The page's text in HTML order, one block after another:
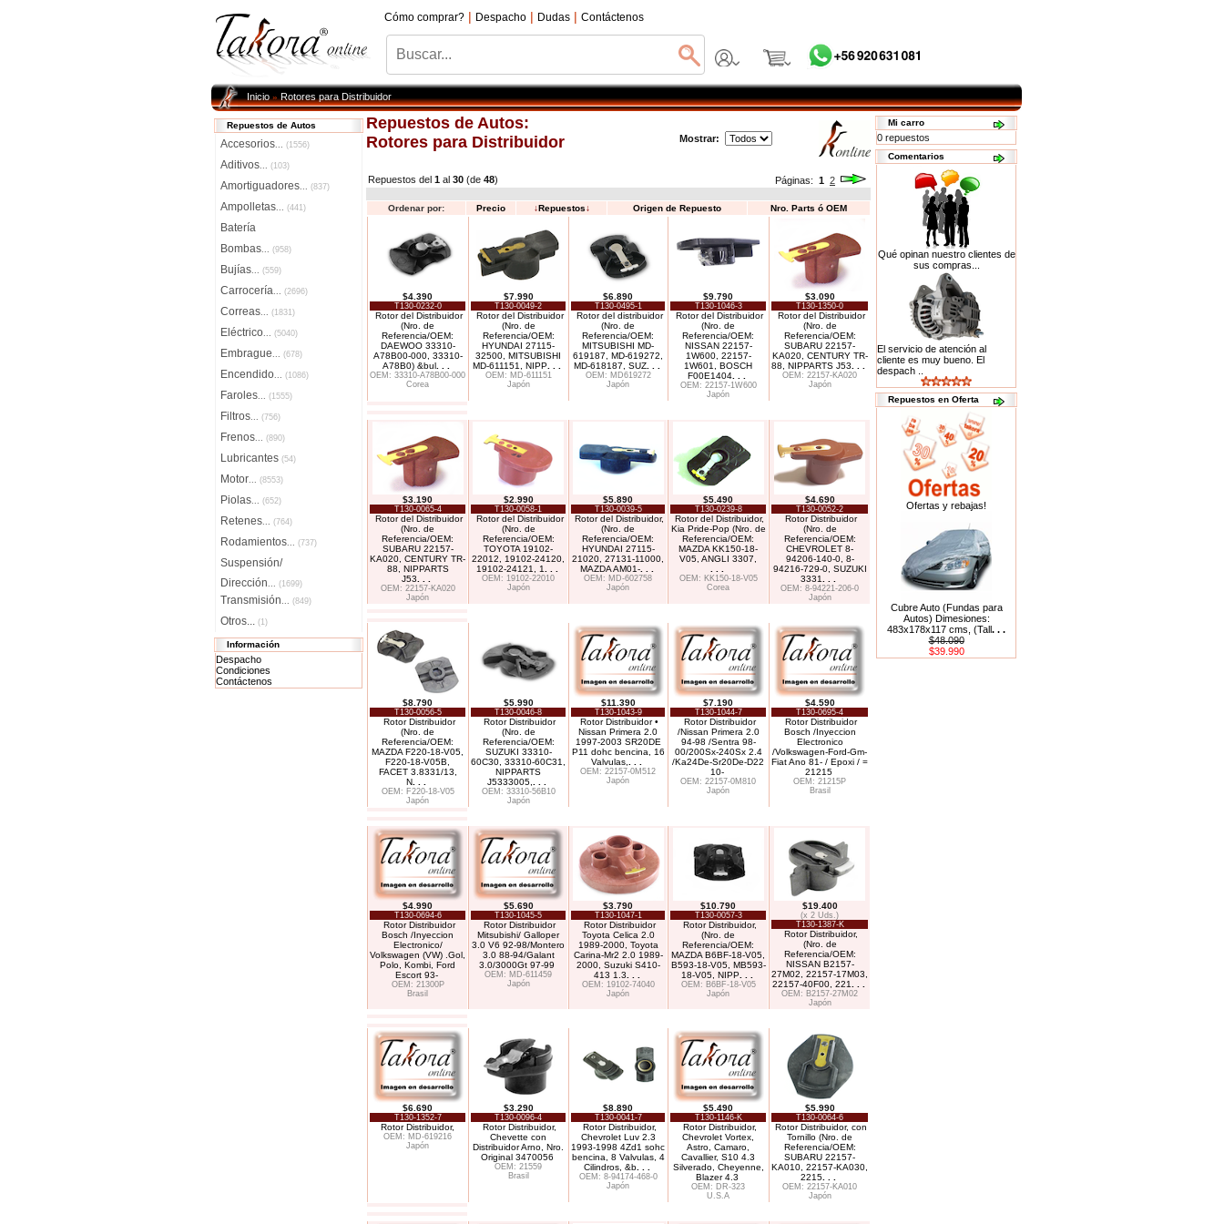
Cómo comprar? | Despacho | Dudas | Contáctenos
Inicio»Rotores para Distribuidor
Repuestos de Autos
Accesorios... (1556)
Aditivos... (103)
Amortiguadores... (837)
Ampolletas... (441)
Batería
Bombas... (958)
Bujías... (559)
Carrocería... (2696)
Correas... (1831)
Eléctrico... (5040)
Embrague... (678)
Encendido... (1086)
Faroles... (1555)
Filtros... (756)
Frenos... (890)
Lubricantes (54)
Motor... (8553)
Piolas... (652)
Retenes... (764)
Rodamientos... (737)
Suspensión/
Dirección... (1699)
Transmisión... (849)
Otros... (1)
Información
Despacho
Condiciones
Contáctenos
Repuestos de Autos:
Rotores para Distribuidor
Mostrar:
Repuestos del 1 al 30 (de 48) Páginas: 1 2
Ordenar por: Precio ↓Repuestos↓ Origen de Repuesto Nro. Parts ó OEM
$4.390
T130-0232-0
Rotor del Distribuidor
(Nro. de
Referencia/OEM:
DAEWOO 33310-
A78B00-000, 33310-
A78B0) &bul
OEM: 33310-A78B00-000
Corea
$7.990
T130-0049-2
Rotor del Distribuidor
(Nro. de
Referencia/OEM:
HYUNDAI 27115-
32500, MITSUBISHI
MD-611151, NIPP
OEM: MD-611151
Japón
$6.890
T130-0495-1
Rotor del distribuidor
(Nro. de
Referencia/OEM:
MITSUBISHI MD-
619187, MD-619272,
MD-618187, SUZ. . .
OEM: MD619272
Japón
$9.790
T130-1046-3
Rotor del Distribuidor
(Nro. de
Referencia/OEM:
NISSAN 22157-
1W600, 22157-
1W601, BOSCH
F00E1404
OEM: 22157-1W600
Japón
$3.090
T130-1350-0
Rotor del Distribuidor
(Nro. de
Referencia/OEM:
SUBARU 22157-
KA020, CENTURY TR-
88, NIPPARTS J53
OEM: 22157-KA020
Japón
$3.190
T130-0065-4
Rotor del Distribuidor
(Nro. de
Referencia/OEM:
SUBARU 22157-
KA020, CENTURY TR-
88, NIPPARTS
J53
OEM: 22157-KA020
Japón
$2.990
T130-0058-1
Rotor del Distribuidor
(Nro. de
Referencia/OEM:
TOYOTA 19102-
22012, 19102-24120,
19102-24121, 1
OEM: 19102-22010
Japón
$5.890
T130-0039-5
Rotor del Distribuidor,
(Nro. de
Referencia/OEM:
HYUNDAI 27115-
21020, 27131-11000,
MAZDA AM01-. . .
OEM: MD-602758
Japón
$5.490
T130-0239-8
Rotor del Distribuidor,
Kia Pride-Pop (Nro. de
Referencia/OEM:
MAZDA KK150-18-
V05, ANGLI 3307,
OEM: KK150-18-V05
Corea
$4.690
T130-0052-2
Rotor Distribuidor
(Nro. de
Referencia/OEM:
CHEVROLET 8-
94206-140-0, 8-
94216-729-0, SUZUKI
3331
OEM: 8-94221-206-0
Japón
$8.790
T130-0056-5
Rotor Distribuidor
(Nro. de
Referencia/OEM:
MAZDA F220-18-V05,
F220-18-V05B,
FACET 3.8331/13,
N
OEM: F220-18-V05
Japón
$5.990
T130-0046-8
Rotor Distribuidor
(Nro. de
Referencia/OEM:
SUZUKI 33310-
60C30, 33310-60C31,
NIPPARTS
J5333005,
OEM: 33310-56B10
Japón
$11.390
T130-1043-9
Rotor Distribuidor •
Nissan Primera 2.0
1997-2003 SR20DE
P11 dohc bencina, 16
Valvulas,
OEM: 22157-0M512
Japón
$7.190
T130-1044-7
Rotor Distribuidor
/Nissan Primera 2.0
94-98 /Sentra 98-
00/200Sx-240Sx 2.4
/Ka24De-Sr20De-D22
10-
OEM: 22157-0M810
Japón
$4.590
T130-0695-4
Rotor Distribuidor
Bosch /Inyeccion
Electronico
/Volkswagen-Ford-Gm-
Fiat Ano 81- / Epoxi / =
21215
OEM: 21215P
Brasil
$4.990
T130-0694-6
Rotor Distribuidor
Bosch /Inyeccion
Electronico/
Volkswagen (VW) .Gol,
Polo, Kombi, Ford
Escort 93-
OEM: 21300P
Brasil
$5.690
T130-1045-5
Rotor Distribuidor
Mitsubishi/ Galloper
3.0 V6 92-98/Montero
3.0 88-94/Galant
3.0/3000Gt 97-99
OEM: MD-611459
Japón
$3.790
T130-1047-1
Rotor Distribuidor
Toyota Celica 2.0
1989-2000, Toyota
Carina-Mr2 2.0 1989-
2000, Suzuki S410-
413 1.3
OEM: 19102-74040
Japón
$10.790
T130-0057-3
Rotor Distribuidor,
(Nro. de
Referencia/OEM:
MAZDA B6BF-18-V05,
B593-18-V05, MB593-
18-V05, NIPP. . .
OEM: B6BF-18-V05
Japón
$19.400
(x 2 Uds.)
T130-1387-K
Rotor Distribuidor,
(Nro. de
Referencia/OEM:
NISSAN B2157-
27M02, 22157-17M03,
22157-40F00, 221
OEM: B2157-27M02
Japón
$6.690
T130-1352-7
Rotor Distribuidor,
OEM: MD-619216
Japón
$3.290
T130-0096-4
Rotor Distribuidor,
Chevette con
Distribuidor Arno, Nro.
Original 3470056
OEM: 21559
Brasil
$8.890
T130-0041-7
Rotor Distribuidor,
Chevrolet Luv 2.3
1993-1998 4Zd1 sohc
bencina, 8 Valvulas, 4
Cilindros, &b. . .
OEM: 8-94174-468-0
Japón
$5.490
T130-1146-K
Rotor Distribuidor,
Chevrolet Vortex,
Astro, Camaro,
Cavallier, S10 4.3
Silverado, Cheyenne,
Blazer 4.3
OEM: DR-323
U.S.A
$5.990
T130-0064-6
Rotor Distribuidor, con
Tornillo (Nro. de
Referencia/OEM:
SUBARU 22157-
KA010, 22157-KA030,
2215
OEM: 22157-KA010
Japón
Mi carro
0 repuestos
Comentarios
Qué opinan nuestro clientes de
sus compras...
El servicio de atención al
cliente es muy bueno. El
despach ..
Repuestos en Oferta
Ofertas y rebajas!
Cubre Auto (Fundas para
Autos) Dimesiones:
483x178x117 cms, (Tall. . .
$48.090
$39.990